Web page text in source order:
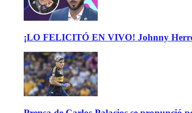
¡LO FELICITÓ EN VIVO! Johnny